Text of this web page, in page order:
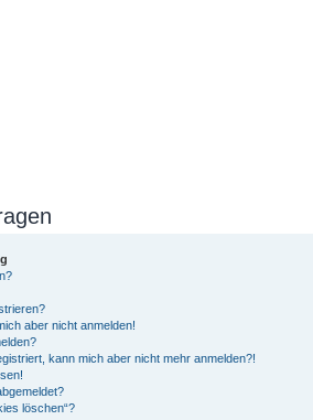
aber nicht anmelden!
kann mich aber nicht mehr anmelden?!
löschen“?